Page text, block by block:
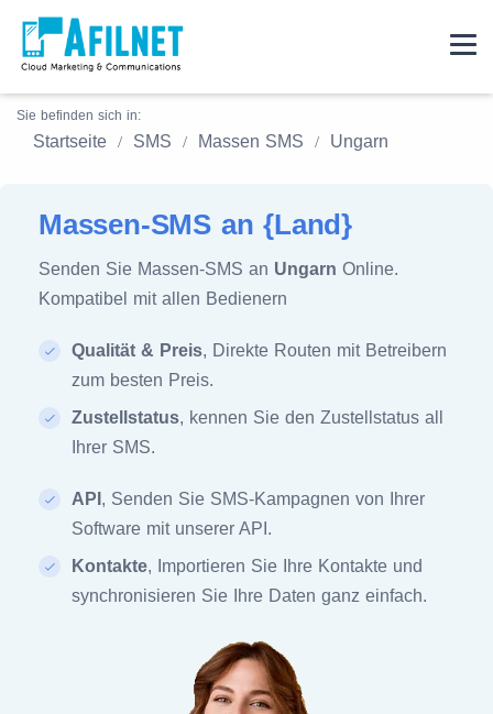
Sie befinden sich in:
Startseite SMS Massen SMS Ungarn
Massen-SMS an {Land}
Senden Sie Massen-SMS an Ungarn Online.
Kompatibel mit allen Bedienern
Qualität & Preis, Direkte Routen mit Betreibern
zum besten Preis.
Zustellstatus, kennen Sie den Zustellstatus all
Ihrer SMS.
API , Senden Sie SMS-Kampagnen von Ihrer
Software mit unserer API.
Kontakte, Importieren Sie Ihre Kontakte und
synchronisieren Sie Ihre Daten ganz einfach.